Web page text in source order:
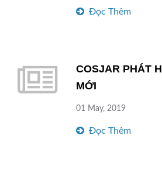
Đọc Thêm
COSJAR PHÁT
MỚI
01 May, 2019
Đọc Thêm